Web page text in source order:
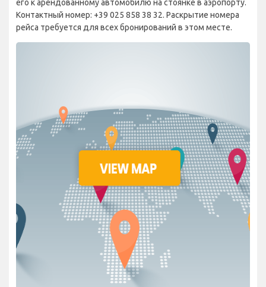
его к арендованному автомобилю на стоянке в аэропорту.
Контактный номер: +39 025 858 38 32. Раскрытие номера
рейса требуется для всех бронирований в этом месте.